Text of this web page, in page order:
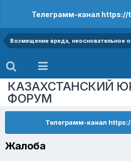
Телеграмм-канал https://
Возмещение вреда, неосновательное
КАЗАХСТАНСКИЙ
ФОРУМ
Телеграмм-канал
Жалоба